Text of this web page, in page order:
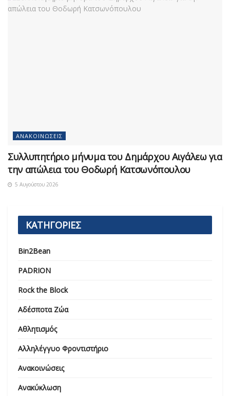
ΑΝΑΚΟΙΝΏΣΕΙΣ
Συλλυπητήριο μήνυμα του Δημάρχου Αιγάλεω για
την απώλεια του Θοδωρή Κατσωνόπουλου
5 Αυγούστου 2026
ΚΑΤΗΓΟΡΙΕΣ
Bin2Bean
PADRION
Rock the Block
Αδέσποτα Ζώα
Αθλητισμός
Αλληλέγγυο Φροντιστήριο
Ανακοινώσεις
Ανακύκλωση